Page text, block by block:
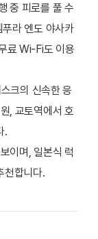
중 피로를 풀 수
라 엔도 야사카
료 Wi-Fi도 이용
크의 신속한 응
, 교토역에서 호
.
이며, 일본식 럭
천합니다.